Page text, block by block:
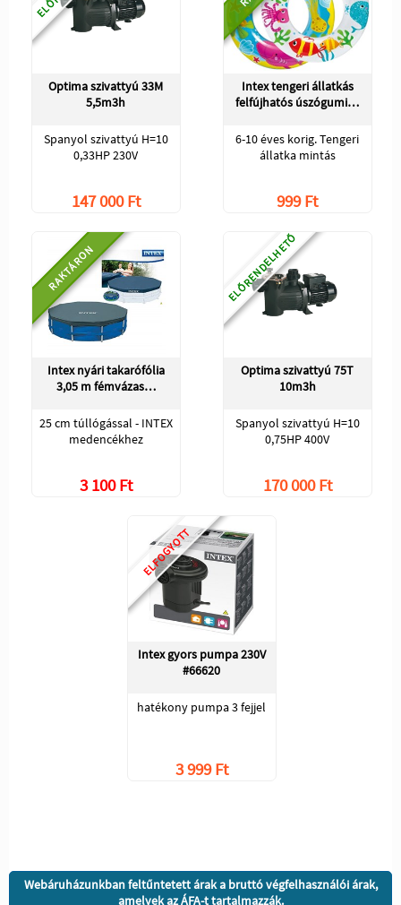
Optima szivattyú 33M
5,5m3h
Spanyol szivattyú H=10
0,33HP 230V
147 000 Ft
Intex tengeri állatkás
felfújhatós úszógumi…
6-10 éves korig. Tengeri
állatka mintás
999 Ft
RAKTÁRON
Intex nyári takarófólia
3,05 m fémvázas…
25 cm túllógással - INTEX
medencékhez
3 100 Ft
ELŐRENDELHETŐ
Optima szivattyú 75T
10m3h
Spanyol szivattyú H=10
0,75HP 400V
170 000 Ft
ELFOGYOTT
Intex gyors pumpa 230V
#66620
hatékony pumpa 3 fejjel
3 999 Ft
Webáruházunkban feltűntetett árak a bruttó végfelhasználói árak,
amelyek az ÁFA-t tartalmazzák.